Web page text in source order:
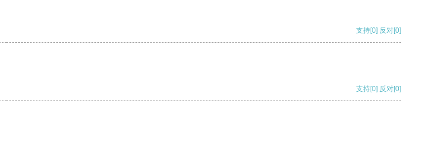
支持[0] 反对[0]
支持[0] 反对[0]